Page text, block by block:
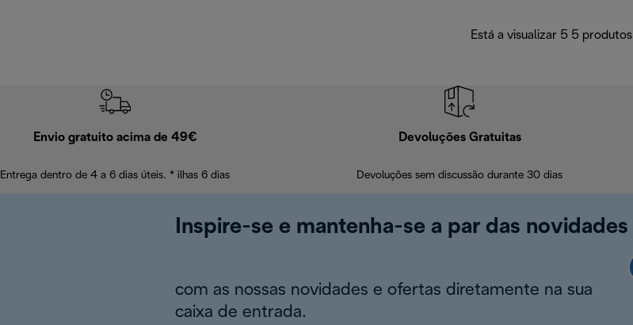
Está a visualizar 5 5 produtos
Envio gratuito acima de 49€
Entrega dentro de 4 a 6 dias úteis. * ilhas 6 dias
Devoluções Gratuitas
Devoluções sem discussão durante 30 dias
Inspire-se e mantenha-se a par das novidades
com as nossas novidades e ofertas diretamente na sua
caixa de entrada.